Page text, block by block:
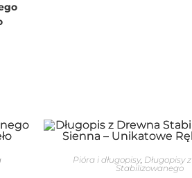
Pióra i długopisy, Długopisy
Stabilizowanego